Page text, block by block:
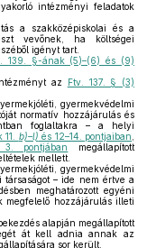
intézményi feladatok
a szakközépiskolai és a
vevőnek, ha költségei
igényt tart.
139. §-ának (5)–(6) és (9)
az
Ftv. 137. § (3)
gyermekvédelmi
normatív hozzájárulás és
foglaltakra – a helyi
b)–l) és 12–14. pontjaiban
pontjában
megállapított
mellett.
gyermekvédelmi
– ide nem értve a
meghatározott egyéni
megfelelő hozzájárulás illeti
alapján megállapított
át kell adnia annak az
sor került.